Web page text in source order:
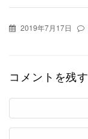
2019年7月17日
コメントを残す